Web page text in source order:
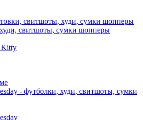
свитшоты, худи, сумки шопперы
свитшоты, сумки шопперы
- футболки, худи, свитшоты, сумки